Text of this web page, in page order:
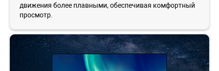
движения более плавными, обеспечивая комфортный
просмотр.